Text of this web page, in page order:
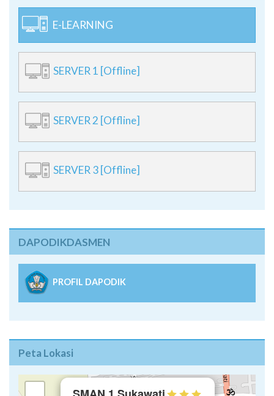
E-LEARNING
SERVER 1 [Offline]
SERVER 2 [Offline]
SERVER 3 [Offline]
DAPODIKDASMEN
PROFIL DAPODIK
Peta Lokasi